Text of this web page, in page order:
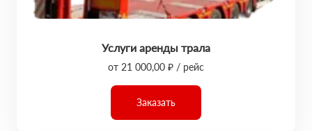
Услуги аренды трала
от 21 000,00 ₽ / рейс
Заказать